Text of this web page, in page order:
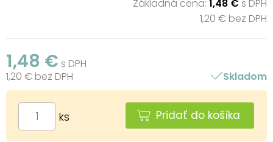
Základná cena: 1,48 € s DPH
1,20 € bez DPH
1,48 € s DPH
1,20 € bez DPH
Skladom
ks Pridať do košíka